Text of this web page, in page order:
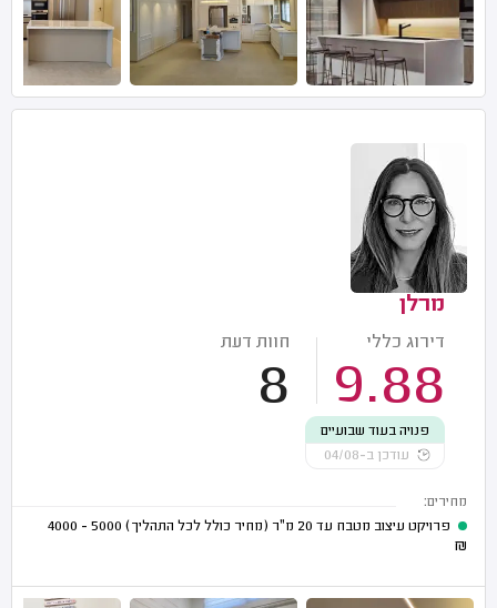
מרלן
דירוג כללי
9.88
חוות דעת
8
פנויה בעוד שבועיים
עודכן ב-04/08
מחירים:
פרויקט עיצוב מטבח עד 20 מ"ר (מחיר כולל לכל התהליך)
5000 - 4000
₪